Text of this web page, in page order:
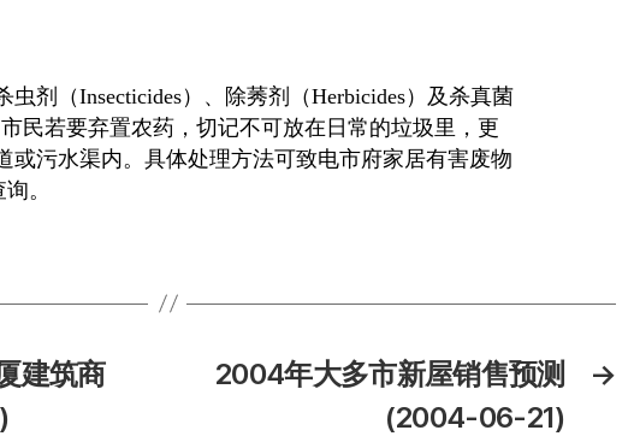
虫剂（Insecticides）、除莠剂（Herbicides）及杀真菌
民若要弃置农药，切记不可放在日常的垃圾里，更
或污水渠内。具体处理方法可致电市府家居有害废物
。
建筑商
→
2004年大多市新屋销售预测
(2004-06-21)